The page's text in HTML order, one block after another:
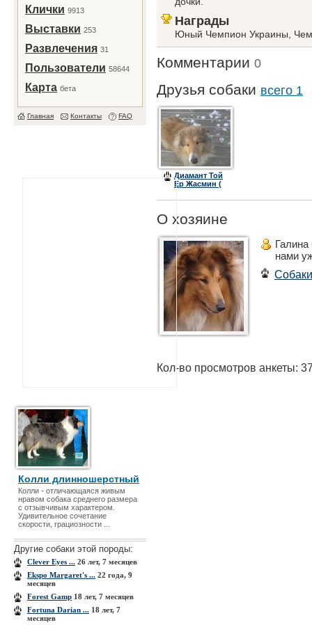
Клички 9913
Выставки 253
Развлечения 31
Пользователи 58644
Карта бета
Главная Контакты FAQ
Колли длинношерстный
Колли - отличающаяся живым
нравом собака среднего размера
с отзывчивым характером.
Удивительное сочетание
скорости, грациозности ...
Другие собаки этой породы:
Clever Eyes ... 26 лет, 7 месяцев
Ekspo Margaret's ... 22 года, 9
месяцев
Forest Gamp 18 лет, 7 месяцев
Fortuna Darian ... 18 лет, 7
месяцев
Награды
Юный Чемпион Украины,
Комментарии 0
Друзья собаки всего 1
Диамант Той
Ер Жасмин (
О хозяине
нами
Собаки
Кол-во просмотров анкеты: